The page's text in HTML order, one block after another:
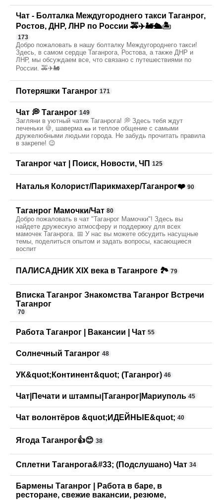
Чат - Болталка Междугороднего такси Таганрог,
Ростов, ДНР, ЛНР по России 🚕✈️🚂🛳🏝️
173
Добро пожаловать в нашу болталку Междугороднего такси!
Здесь, в самом сердце Таганрога, Ростова, а также ДНР и
ЛНР, мы обсуждаем все, что связано с путешествиями по
России. 🚕✈️🚂
Потеряшки Таганрог 171
Чат 💭 Таганрог 149
Загляни в уютный чатик Таганрога! 💭 Здесь тебя ждут
печеньки 🍪, шаверма 🌯 и теплое общение с самыми
дружелюбными людьми города. Не забудь прочитать правила
в закрепе! 😉
Таганрог чат | Поиск, Новости, ЧП 125
Наталья Колорист/Парикмахер/Таганрог❤️ 90
Таганрог Мамочки/Чат 80
Добро пожаловать в чат "Таганрог Мамочки"! Здесь вы
найдете дружескую атмосферу и поддержку для всех
мамочек Таганрога. 📅 У нас вы можете обсудить насущные
темы, поделиться опытом и задать вопросы, касающиеся
воспит
ПАЛИСАДНИК XIX века в Таганроге 🏞 79
Вписка Таганрог Знакомства Таганрог Встречи
Таганрог
70
Работа Таганрог | Вакансии | Чат 55
Солнечный Таганрог 48
УК&quot;Континент&quot; (Таганрог) 46
Чат|Печати и штампы|Таганрог|Мариуполь 45
Чат волонтёров &quot;ИДЕЙНЫЕ&quot; 40
Ягода Таганрог👍😊 38
Сплетни Таганрога&#33; (Подслушано) Чат 34
Бармены Таганрог | Работа в баре, в
ресторане, свежие вакансии, резюме,